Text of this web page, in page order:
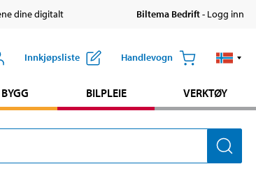
dine digitalt Biltema Bedrift- Logg inn
Innkjøpsliste Handlevogn
BYGG BILPLEIE VERKTØY